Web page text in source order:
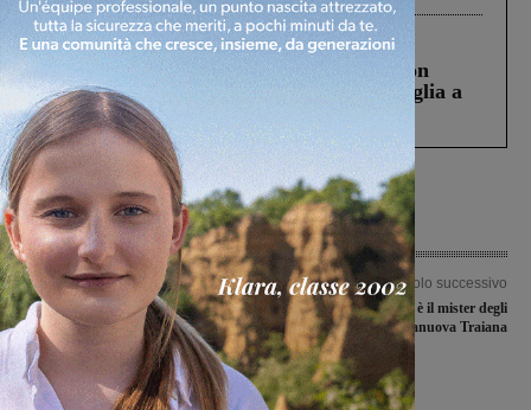
Cronaca 3 Agosto 2026
Scomparso da una struttura di Castiglion
Fiorentino l’uomo che aveva ucciso la figlia a
Levane nel 2020
Articolo precedente
Ferragosto: nessuna variazione ai
servizi porta a porta nei comuni
serviti da Sei Toscana
Articolo successivo
Stefano Tronconi è il mister degli
juniores del Terranuova Traiana